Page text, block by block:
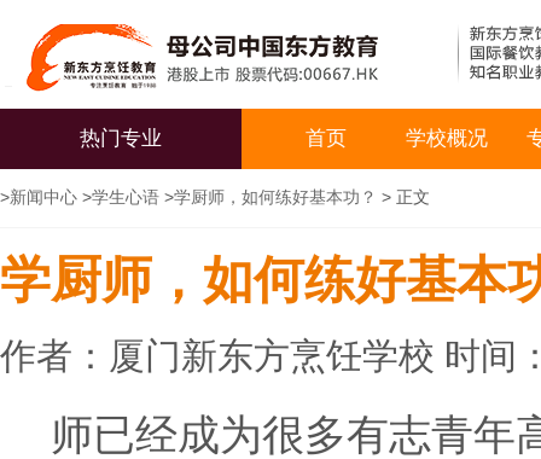
热门专业 首页 学校概况
>新闻中心 >学生心语 >学厨师，如何练好基本功？ > 正文
学厨师，如何练好基本
作者：厦门新东方烹饪学校 时间
师已经成为很多有志青年